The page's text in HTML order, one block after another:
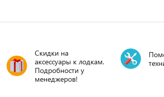
Скидки на
аксессуары к лодкам.
Подробности у
менеджеров!